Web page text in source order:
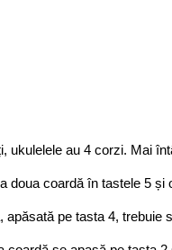
ukulelele au 4 corzi. Mai
doua coardă în tastele 5
apăsată pe tasta 4, trebuie